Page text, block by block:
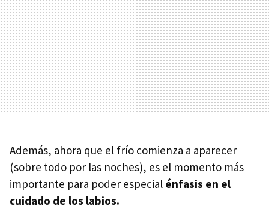
Además, ahora que el frío comienza a aparecer
(sobre todo por las noches), es el momento más
importante para poder especial énfasis en el
cuidado de los labios.